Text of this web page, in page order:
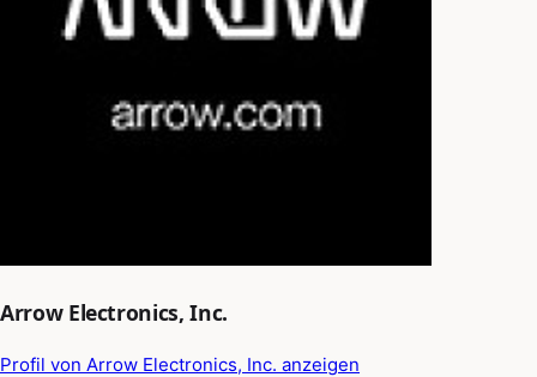
Arrow Electronics, Inc.
Profil von Arrow Electronics, Inc. anzeigen